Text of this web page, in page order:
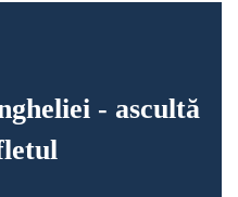
- ascultă